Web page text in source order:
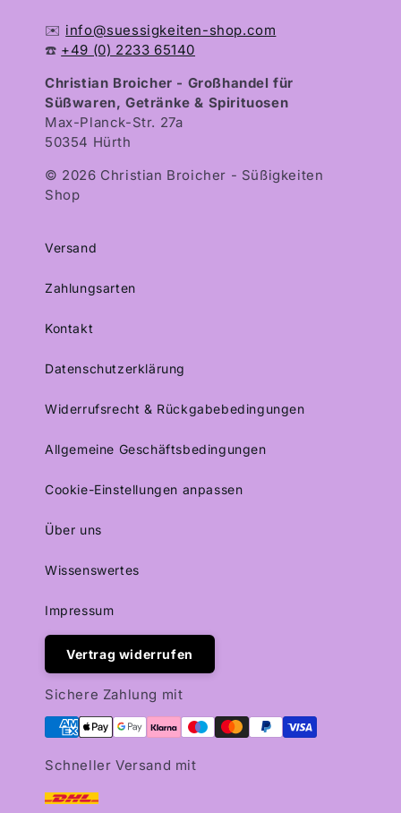
✉️ info@suessigkeiten-shop.com
☎️ +49 (0) 2233 65140
Christian Broicher - Großhandel für
Süßwaren, Getränke & Spirituosen
Max-Planck-Str. 27a
50354 Hürth
© 2026 Christian Broicher - Süßigkeiten
Shop
Versand
Zahlungsarten
Kontakt
Datenschutzerklärung
Widerrufsrecht & Rückgabebedingungen
Allgemeine Geschäftsbedingungen
Cookie-Einstellungen anpassen
Über uns
Wissenswertes
Impressum
Vertrag widerrufen
Sichere Zahlung mit
Schneller Versand mit